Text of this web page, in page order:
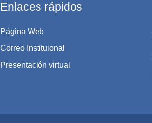
Enlaces rápidos
Página Web
Correo Instituional
Presentación virtual